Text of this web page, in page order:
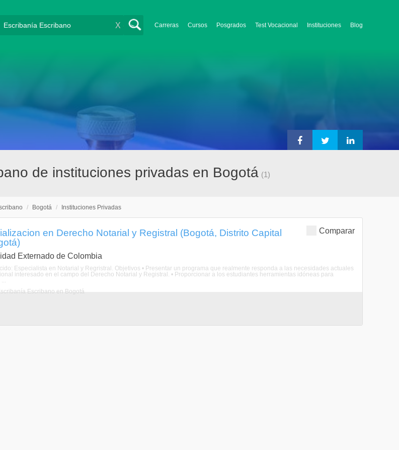
Carreras Cursos Posgrados Test Vocacional Instituciones Blog
X
de instituciones privadas en Bogotá (1)
/ Bogotá / Instituciones Privadas
Comparar
en Derecho Notarial y Registral (Bogotá, Distrito Capital
Externado de Colombia
Especialista en Notarial y Regristral. Objetivos • Presentar un programa que realmente responda a las necesidades actuales
interesado en el campo del Derecho Notarial y Registral. • Proporcionar a los estudiantes herramientas idóneas para
Escribano en Bogotá